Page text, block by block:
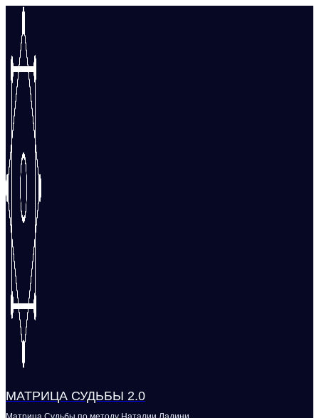
Перейти
содержимому
МАТРИЦА СУДЬБЫ 2.0